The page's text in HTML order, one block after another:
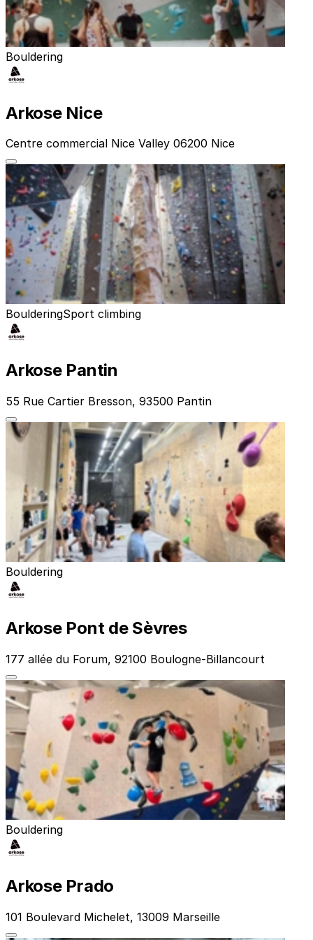
Bouldering
Arkose Nice
Centre commercial Nice Valley 06200 Nice
BoulderingSport climbing
Arkose Pantin
55 Rue Cartier Bresson, 93500 Pantin
Bouldering
Arkose Pont de Sèvres
177 allée du Forum, 92100 Boulogne-Billancourt
Bouldering
Arkose Prado
101 Boulevard Michelet, 13009 Marseille